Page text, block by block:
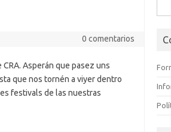
0 comentarios
Asperán que pasez uns
que nos tornén a viyer dentro
festivals de las nuestras